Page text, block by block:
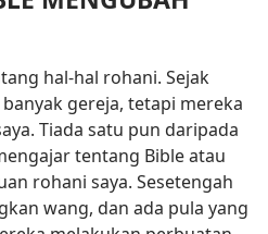
hal-hal rohani. Sejak
gereja, tetapi mereka
Tiada satu pun daripada
tentang Bible atau
rohani saya. Sesetengah
wang, dan ada pula yang